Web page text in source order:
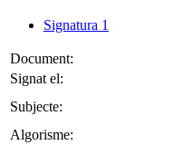
Signatura 1
Document:
Signat el:
Subjecte:
Algorisme: